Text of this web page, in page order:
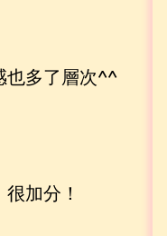
也多了層次^^
加分！